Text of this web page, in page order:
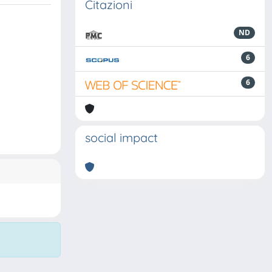
Citazioni
ND
6
6
social impact